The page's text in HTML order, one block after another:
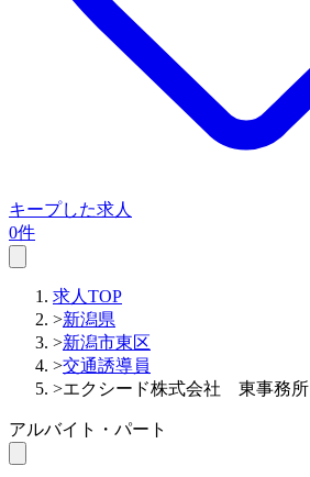
キープした求人
0件
求人TOP
>新潟県
>新潟市東区
>交通誘導員
>エクシード株式会社 東事務所
アルバイト・パート